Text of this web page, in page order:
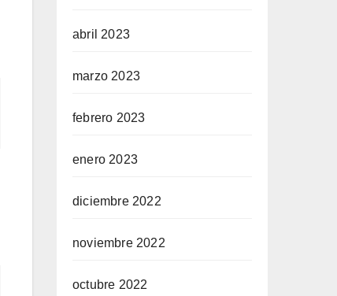
abril 2023
marzo 2023
febrero 2023
enero 2023
diciembre 2022
noviembre 2022
octubre 2022